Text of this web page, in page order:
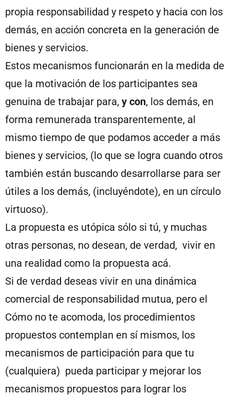
propia responsabilidad y respeto y hacia con los
demás, en acción concreta en la generación de
bienes y servicios.
Estos mecanismos funcionarán en la medida de
que la motivación de los participantes sea
genuina de trabajar para, y con, los demás, en
forma remunerada transparentemente, al
mismo tiempo de que podamos acceder a más
bienes y servicios, (lo que se logra cuando otros
también están buscando desarrollarse para ser
útiles a los demás, (incluyéndote), en un círculo
virtuoso).
La propuesta es utópica sólo si tú, y muchas
otras personas, no desean, de verdad, vivir en
una realidad como la propuesta acá.
Si de verdad deseas vivir en una dinámica
comercial de responsabilidad mutua, pero el
Cómo no te acomoda, los procedimientos
propuestos contemplan en sí mismos, los
mecanismos de participación para que tu
(cualquiera) pueda participar y mejorar los
mecanismos propuestos para lograr los